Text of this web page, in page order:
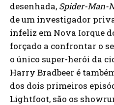
desenhada, Spider-Man-
de um investigador
infeliz em Nova Iorque
forçado a confrontar o
o único super-herói da
Harry Bradbeer é
dos dois primeiros
Lightfoot, são os